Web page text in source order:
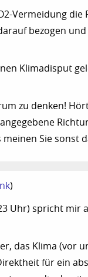
Vermeidung die
bezogen und
Klimadisput
zu denken!
Sie sonst
)
Uhr) spricht mir
das Klima (vor
für ein